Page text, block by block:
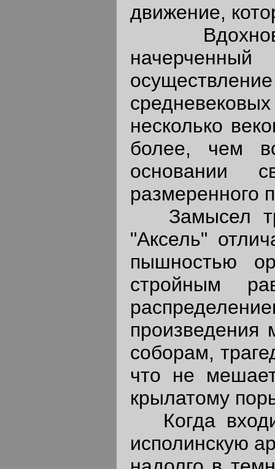
движение,
несколько
более, чем
основании
размеренного
Замысел
"Аксель"
пышностью
стройным
произведения
соборам,
что не
крылатому
Когда
исполинскую